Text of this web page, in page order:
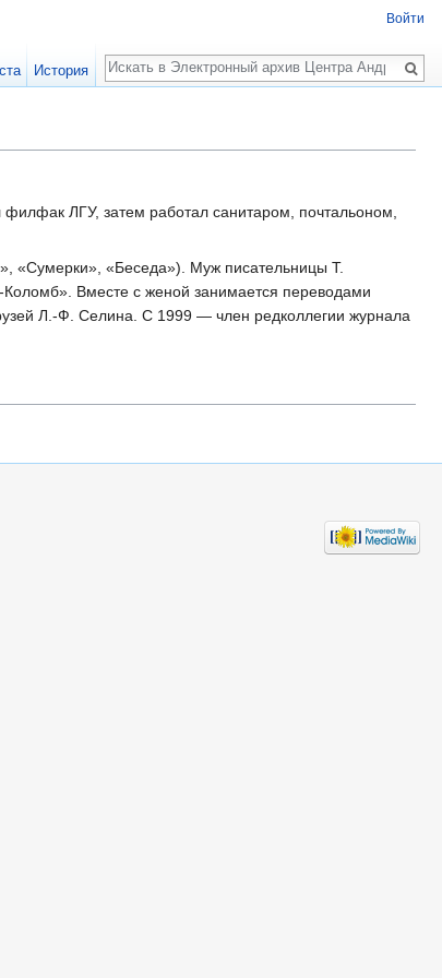
ЛГУ, затем работал санитаром, почтальоном,
«Сумерки», «Беседа»). Муж писательницы Т.
Вместе с женой занимается переводами
Л.-Ф. Селина. С 1999 — член редколлегии журнала
Войти
История
Поиск